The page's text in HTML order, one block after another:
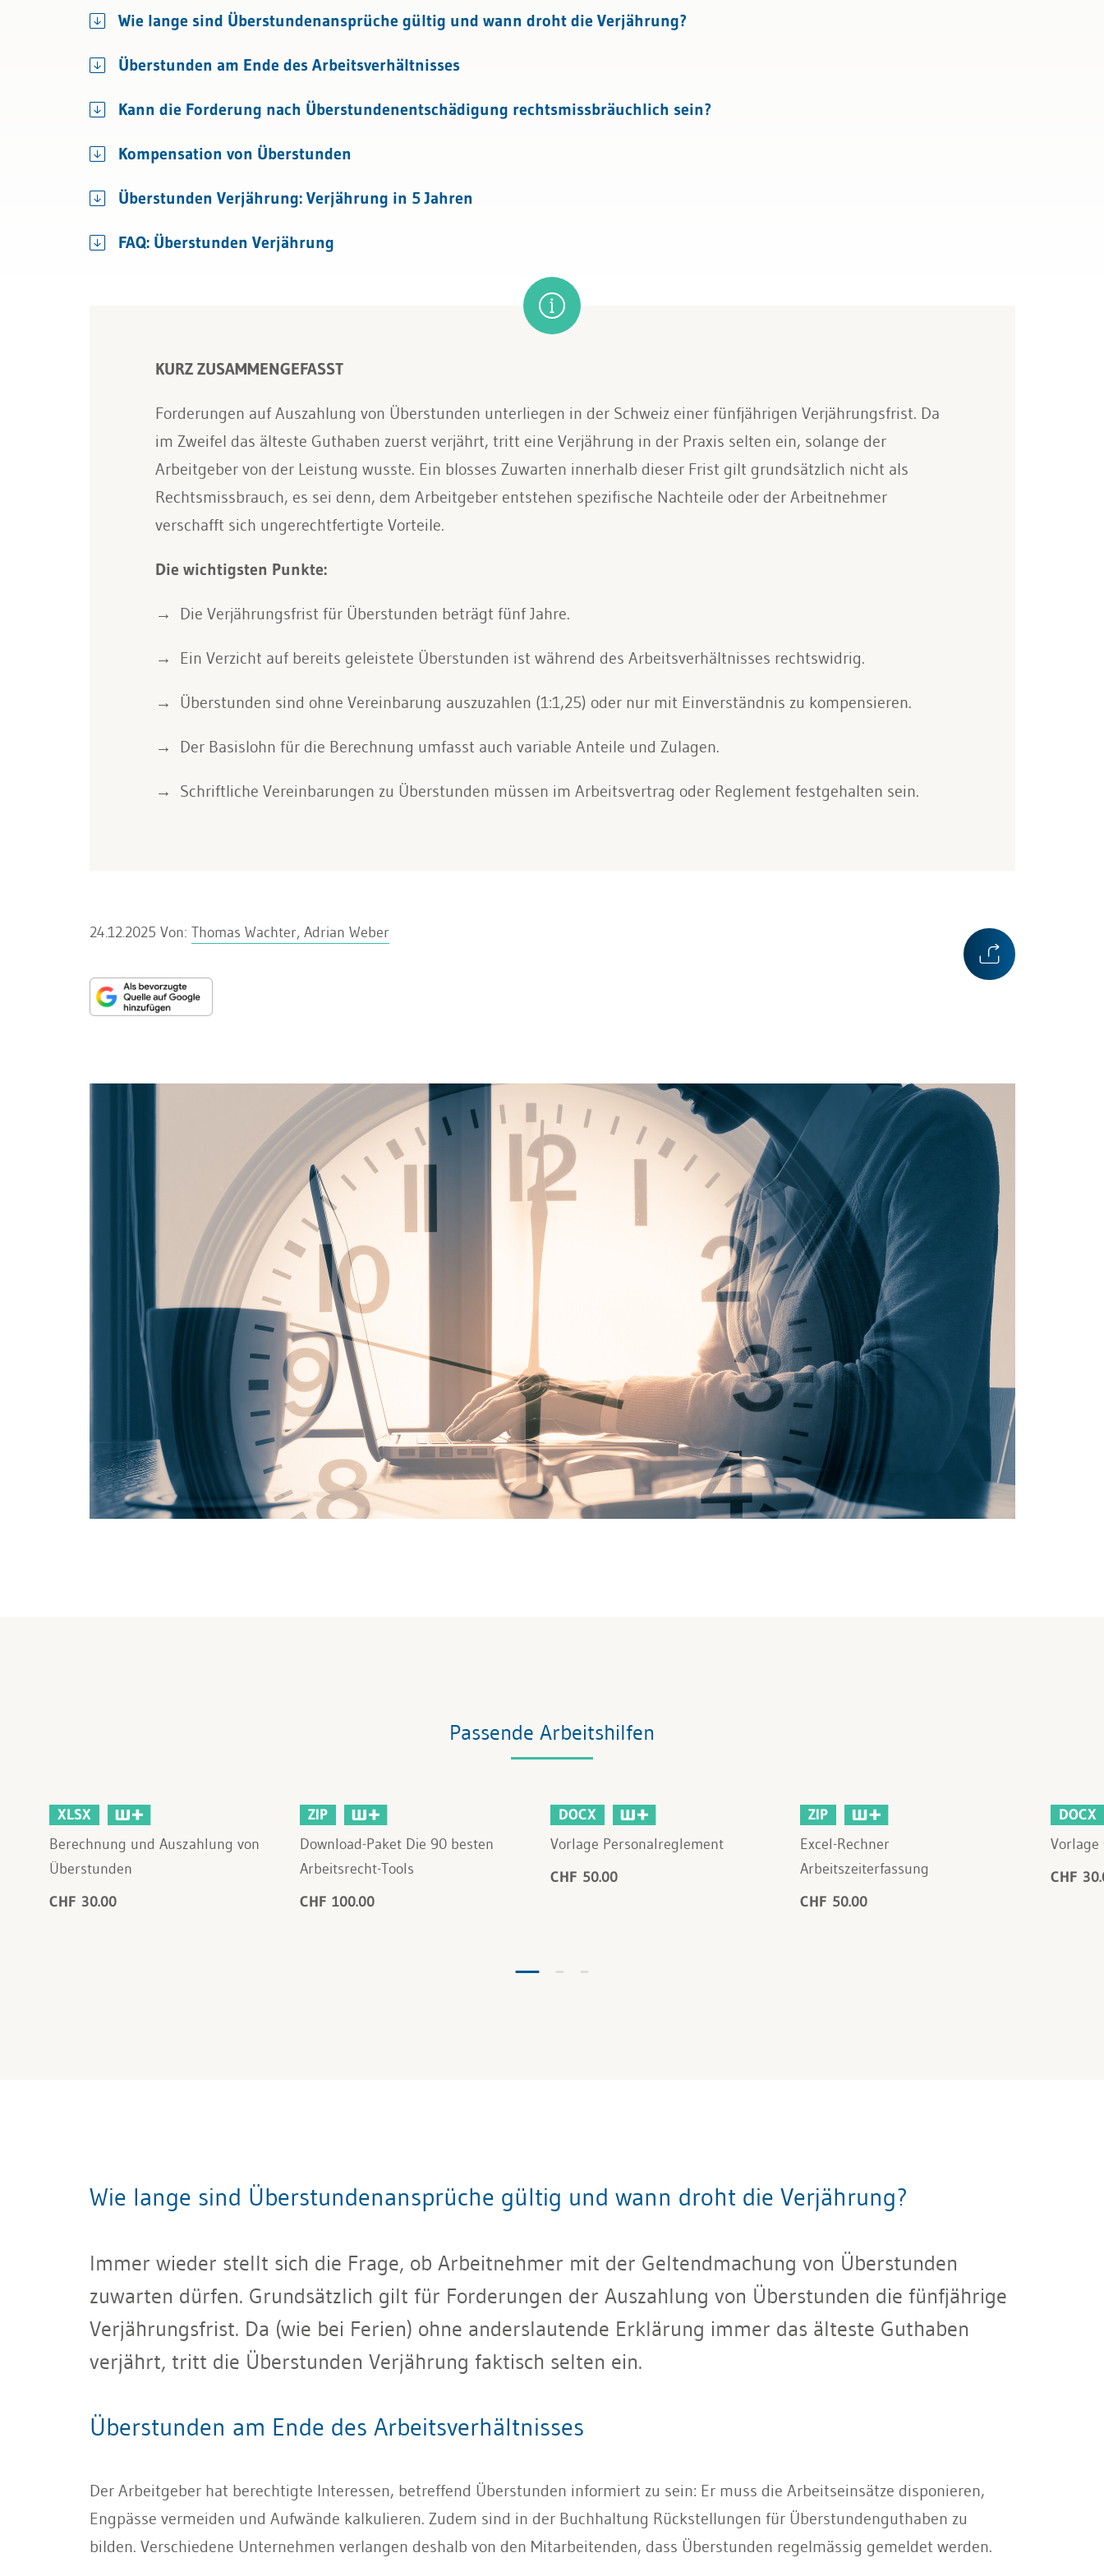
Bau & ImmobilienKündigung & Arbeitszeugnis
Sozialversicherungen
Wie lange sind Überstundenansprüche gültig und wann droht die Verjährung?
Überstunden am Ende des Arbeitsverhältnisses
Kann die Forderung nach Überstundenentschädigung rechtsmissbräuchlich sein?
Kompensation von Überstunden
Überstunden Verjährung: Verjährung in 5 Jahren
FAQ: Überstunden Verjährung
KURZ ZUSAMMENGEFASST
Forderungen auf Auszahlung von Überstunden unterliegen in der Schweiz einer fünfjährigen Verjährungsfrist. Da
im Zweifel das älteste Guthaben zuerst verjährt, tritt eine Verjährung in der Praxis selten ein, solange der
Arbeitgeber von der Leistung wusste. Ein blosses Zuwarten innerhalb dieser Frist gilt grundsätzlich nicht als
Rechtsmissbrauch, es sei denn, dem Arbeitgeber entstehen spezifische Nachteile oder der Arbeitnehmer
verschafft sich ungerechtfertigte Vorteile.
Die wichtigsten Punkte:
Die Verjährungsfrist für Überstunden beträgt fünf Jahre.
Ein Verzicht auf bereits geleistete Überstunden ist während des Arbeitsverhältnisses rechtswidrig.
Überstunden sind ohne Vereinbarung auszuzahlen (1:1,25) oder nur mit Einverständnis zu kompensieren.
Der Basislohn für die Berechnung umfasst auch variable Anteile und Zulagen.
Schriftliche Vereinbarungen zu Überstunden müssen im Arbeitsvertrag oder Reglement festgehalten sein.
24.12.2025 Von: Thomas Wachter, Adrian Weber
Passende Arbeitshilfen
XLSX
Berechnung und Auszahlung von
Überstunden
CHF 30.00
ZIP
Download-Paket Die 90 besten
Arbeitsrecht-Tools
CHF 100.00
DOCX
Vorlage Personalreglement
CHF 50.00
ZIP
Excel-Rechner
Arbeitszeiterfassung
CHF 50.00
DOCX
CHF
Wie lange sind Überstundenansprüche gültig und wann droht die Verjährung?
Immer wieder stellt sich die Frage, ob Arbeitnehmer mit der Geltendmachung von Überstunden
zuwarten dürfen. Grundsätzlich gilt für Forderungen der Auszahlung von Überstunden die fünfjährige
Verjährungsfrist. Da (wie bei Ferien) ohne anderslautende Erklärung immer das älteste Guthaben
verjährt, tritt die Überstunden Verjährung faktisch selten ein.
Überstunden am Ende des Arbeitsverhältnisses
Der Arbeitgeber hat berechtigte Interessen, betreffend Überstunden informiert zu sein: Er muss die Arbeitseinsätze disponieren,
Engpässe vermeiden und Aufwände kalkulieren. Zudem sind in der Buchhaltung Rückstellungen für Überstundenguthaben zu
bilden. Verschiedene Unternehmen verlangen deshalb von den Mitarbeitenden, dass Überstunden regelmässig gemeldet werden.